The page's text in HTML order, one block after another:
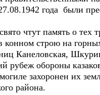
года были
чтут память о тех
конном строю на
Канеловская,
рубеж обороны
захоронен их
района.